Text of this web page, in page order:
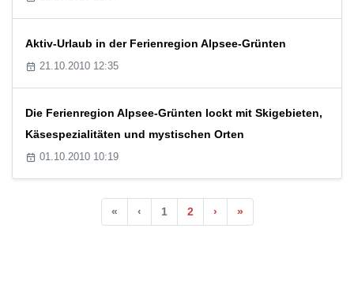
Aktiv-Urlaub in der Ferienregion Alpsee-Grünten
21.10.2010 12:35
Die Ferienregion Alpsee-Grünten lockt mit Skigebieten,
Käsespezialitäten und mystischen Orten
01.10.2010 10:19
« ‹ 1 2 › »